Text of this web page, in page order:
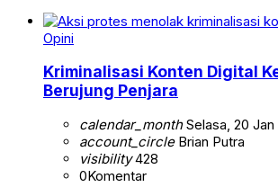
Opini
Kriminalisasi Konten Digital
Berujung Penjara
calendar_monthSelasa, 20 Jan
account_circleBrian Putra
visibility428
0Komentar